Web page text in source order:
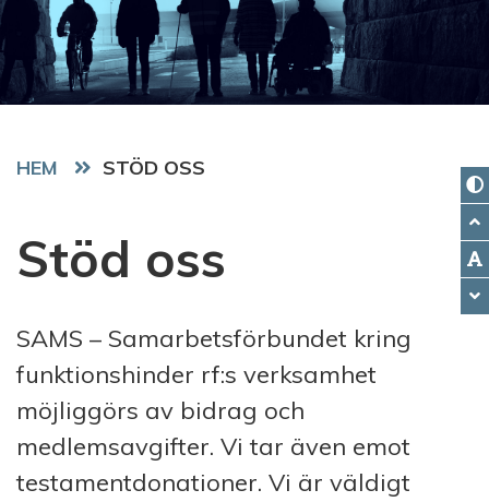
HEM STÖD OSS
Stöd oss
SAMS – Samarbetsförbundet kring
funktionshinder rf:s verksamhet
möjliggörs av bidrag och
medlemsavgifter. Vi tar även emot
testamentdonationer. Vi är väldigt